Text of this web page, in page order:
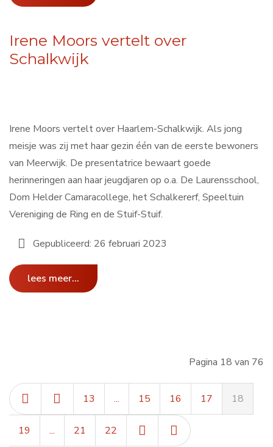
Irene Moors vertelt over
Schalkwijk
Irene Moors vertelt over Haarlem-Schalkwijk. Als jong
meisje was zij met haar gezin één van de eerste bewoners
van Meerwijk. De presentatrice bewaart goede
herinneringen aan haar jeugdjaren op o.a. De Laurensschool,
Dom Helder Camaracollege, het Schalkererf, Speeltuin
Vereniging de Ring en de Stuif-Stuif.
Gepubliceerd: 26 februari 2023
lees meer...
Pagina 18 van 76
13 ... 15 16 17 18
19 ... 21 22